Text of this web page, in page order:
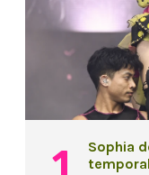
Sophia